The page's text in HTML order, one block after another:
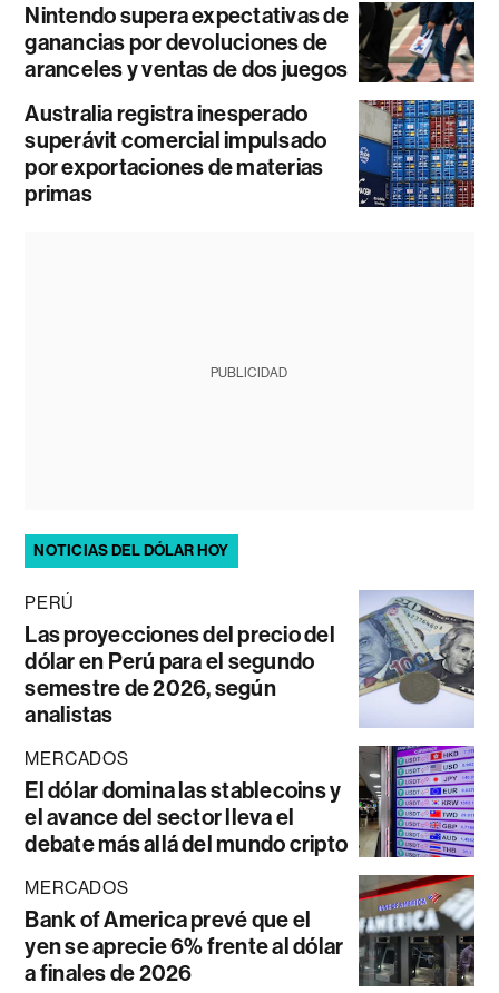
Nintendo supera expectativas de
ganancias por devoluciones de
aranceles y ventas de dos juegos
Australia registra inesperado
superávit comercial impulsado
por exportaciones de materias
primas
PUBLICIDAD
NOTICIAS DEL DÓLAR HOY
PERÚ
Las proyecciones del precio del
dólar en Perú para el segundo
semestre de 2026, según
analistas
MERCADOS
El dólar domina las stablecoins y
el avance del sector lleva el
debate más allá del mundo cripto
MERCADOS
Bank of America prevé que el
yen se aprecie 6% frente al dólar
a finales de 2026